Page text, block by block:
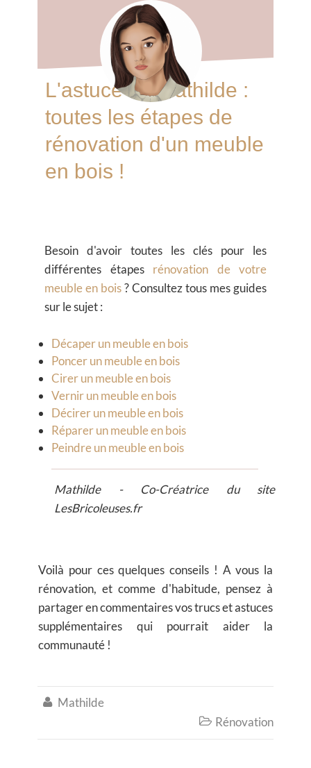
L'astuce de Mathilde :
toutes les étapes de
rénovation d'un meuble
en bois !
Besoin d'avoir toutes les clés pour les
différentes étapes rénovation de votre
meuble en bois? Consultez tous mes guides
sur le sujet :
Décaper un meuble en bois
Poncer un meuble en bois
Cirer un meuble en bois
Vernir un meuble en bois
Décirer un meuble en bois
Réparer un meuble en bois
Peindre un meuble en bois
Mathilde - Co-Créatrice du site
LesBricoleuses.fr
Voilà pour ces quelques conseils ! A vous la
rénovation, et comme d'habitude, pensez à
partager en commentaires vos trucs et astuces
supplémentaires qui pourrait aider la
communauté !
 Mathilde
 Rénovation